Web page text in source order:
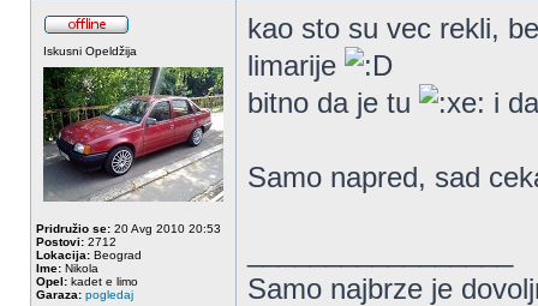
Iskusni Opeldžija
Pridružio se: 20 Avg 2010 20:53
Postovi: 2712
Lokacija: Beograd
Ime: Nikola
Opel: kadet e limo
Garaza: pogledaj
kao sto su vec rekli,
limarije
bitno da je tu
i
Samo napred, sad
Samo najbrze je